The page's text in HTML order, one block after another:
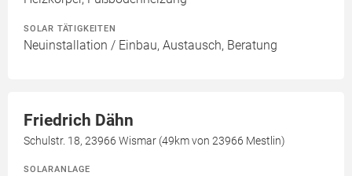
SOLAR TÄTIGKEITEN
Neuinstallation / Einbau, Austausch, Beratung
Friedrich Dähn
Schulstr. 18, 23966 Wismar (49km von 23966 Mestlin)
SOLARANLAGE